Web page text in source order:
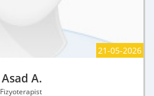
21-05-2026
Asad A.
Fizyoterapist